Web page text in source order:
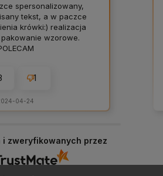
spersonalizowany,
tekst, a w paczce
krówki:) realizacja
wzorowe.
1
04-24
i zweryfikowanych przez